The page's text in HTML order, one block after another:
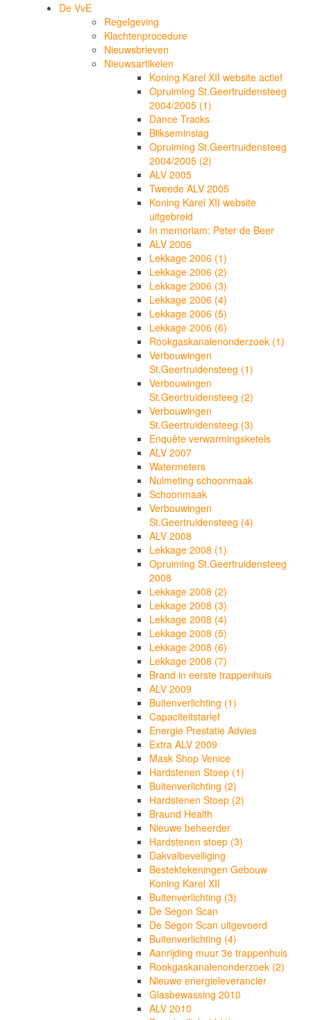
De VvE
Regelgeving
Klachtenprocedure
Nieuwsbrieven
Nieuwsartikelen
Koning Karel XII website actief
Opruiming St.Geertruidensteeg
2004/2005 (1)
Dance Tracks
Blikseminslag
Opruiming St.Geertruidensteeg
2004/2005 (2)
ALV 2005
Tweede ALV 2005
Koning Karel XII website
uitgebreid
In memoriam: Peter de Beer
ALV 2006
Lekkage 2006 (1)
Lekkage 2006 (2)
Lekkage 2006 (3)
Lekkage 2006 (4)
Lekkage 2006 (5)
Lekkage 2006 (6)
Rookgaskanalenonderzoek (1)
Verbouwingen
St.Geertruidensteeg (1)
Verbouwingen
St.Geertruidensteeg (2)
Verbouwingen
St.Geertruidensteeg (3)
Enquête verwarmingsketels
ALV 2007
Watermeters
Nulmeting schoonmaak
Schoonmaak
Verbouwingen
St.Geertruidensteeg (4)
ALV 2008
Lekkage 2008 (1)
Opruiming St.Geertruidensteeg
2008
Lekkage 2008 (2)
Lekkage 2008 (3)
Lekkage 2008 (4)
Lekkage 2008 (5)
Lekkage 2008 (6)
Lekkage 2008 (7)
Brand in eerste trappenhuis
ALV 2009
Buitenverlichting (1)
Capaciteitstarief
Energie Prestatie Advies
Extra ALV 2009
Mask Shop Venice
Hardstenen Stoep (1)
Buitenverlichting (2)
Hardstenen Stoep (2)
Braund Health
Nieuwe beheerder
Hardstenen stoep (3)
Dakvalbeveiliging
Bestektekeningen Gebouw
Koning Karel XII
Buitenverlichting (3)
De Segon Scan
De Segon Scan uitgevoerd
Buitenverlichting (4)
Aanrijding muur 3e trappenhuis
Rookgaskanalenonderzoek (2)
Nieuwe energieleverancier
Glasbewassing 2010
ALV 2010